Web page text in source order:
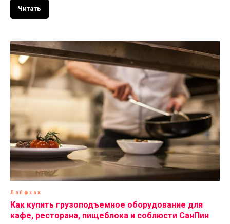
Читать
Лайфхак
Как купить грузоподъемное оборудование для
кафе, ресторана, пищеблока и соблюсти СанПин